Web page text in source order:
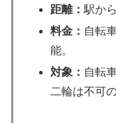
距離：駅か
料金： 自転
能。
対象： 自転
二輪は不可